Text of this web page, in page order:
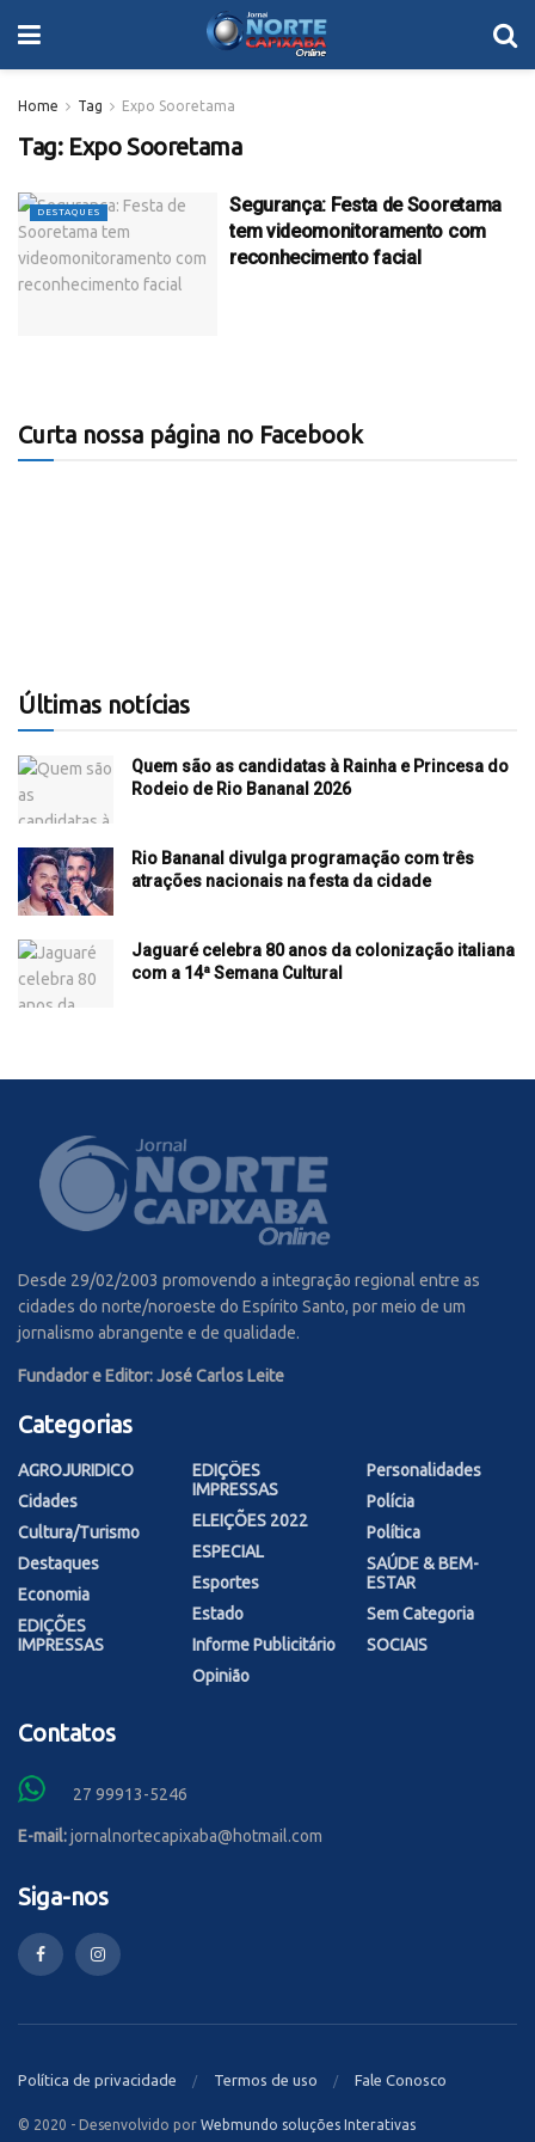
Home Tag Expo Sooretama
Tag: Expo Sooretama
DESTAQUES
Segurança: Festa de Sooretama
tem videomonitoramento com
reconhecimento facial
Curta nossa página no Facebook
Últimas notícias
Quem são as candidatas à Rainha e Princesa do
Rodeio de Rio Bananal 2026
Rio Bananal divulga programação com três
atrações nacionais na festa da cidade
Jaguaré celebra 80 anos da colonização italiana
com a 14ª Semana Cultural
Desde 29/02/2003 promovendo a integração regional entre as
cidades do norte/noroeste do Espírito Santo, por meio de um
jornalismo abrangente e de qualidade.
Fundador e Editor: José Carlos Leite
Categorias
AGROJURIDICO
Cidades
Cultura/Turismo
Destaques
Economia
EDIÇÕES
IMPRESSAS
EDIÇÕES
IMPRESSAS
ELEIÇÕES 2022
ESPECIAL
Esportes
Estado
Informe Publicitário
Opinião
Personalidades
Polícia
Política
SAÚDE & BEM-
ESTAR
Sem Categoria
SOCIAIS
Contatos
27 99913-5246
E-mail:jornalnortecapixaba@hotmail.com
Siga-nos
Política de privacidade Termos de uso Fale Conosco
© 2020 - Desenvolvido por Webmundo soluções Interativas